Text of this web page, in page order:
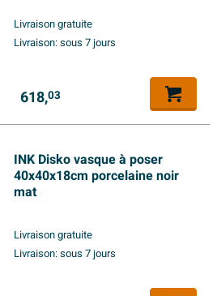
Livraison gratuite
Livraison:sous 7 jours
618,03
INK Disko vasque à poser
40x40x18cm porcelaine noir
mat
Livraison gratuite
Livraison:sous 7 jours